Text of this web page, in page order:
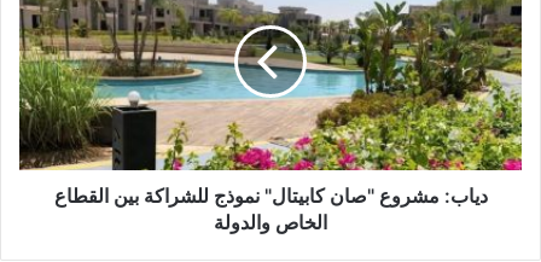
"صان
كابيتال"
نموذج
للشراكة
بين
القطاع
الخاص
والدولةدياب: مشروع "صان كابيتال" نموذج للشراكة بين القطاع
الخاص والدولة